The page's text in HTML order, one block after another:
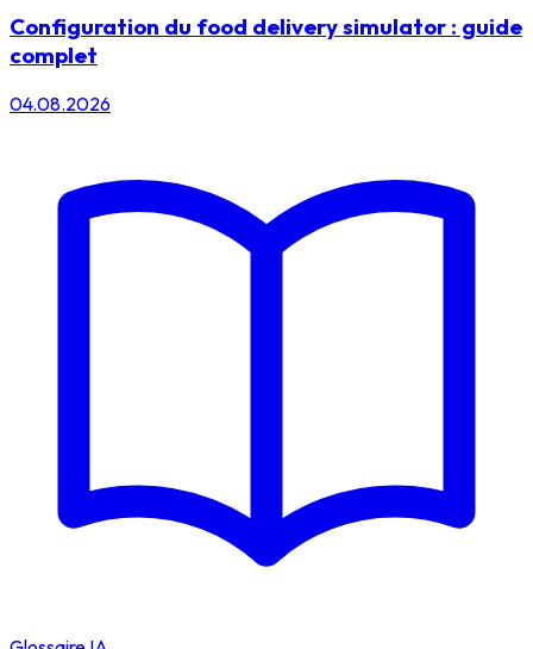
Configuration du food delivery simulator : guide
complet
04.08.2026